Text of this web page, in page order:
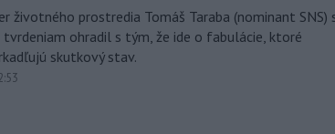
životného prostredia Tomáš Taraba (nominant SNS)
ohradil s tým, že ide o fabulácie, ktoré
skutkový stav.